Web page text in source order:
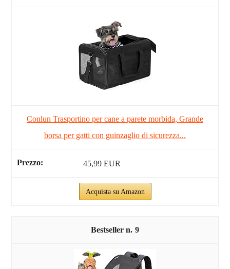
Conlun Trasportino per cane a parete morbida, Grande
borsa per gatti con guinzaglio di sicurezza...
45,99 EUR
Acquista su Amazon
9